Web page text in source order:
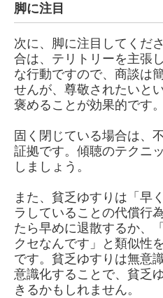
脚に注目
次に、脚に注目してくだ
合は、テリトリーを主張
な行動ですので、商談は
せんが、尊敬されたいと
褒めることが効果的です。
固く閉じている場合は、
証拠です。傾聴のテクニ
しましょう。
また、貧乏ゆすりは「早
ラしていることの代償行
たら早めに退散するか、
クセなんです」と類似性
です。貧乏ゆすりは無意
意識化することで、貧乏
きるかもしれません。